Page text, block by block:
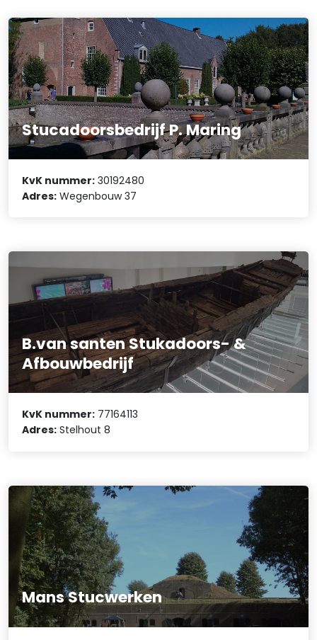
Stucadoorsbedrijf P. Maring
KvK nummer: 30192480
Adres: Wegenbouw 37
B.van santen Stukadoors- &
Afbouwbedrijf
KvK nummer: 77164113
Adres: Stelhout 8
Mans Stucwerken